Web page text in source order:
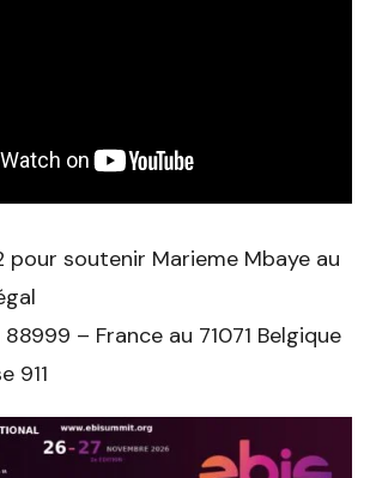
pour soutenir Marieme Mbaye au
– France au 71071 Belgique
911